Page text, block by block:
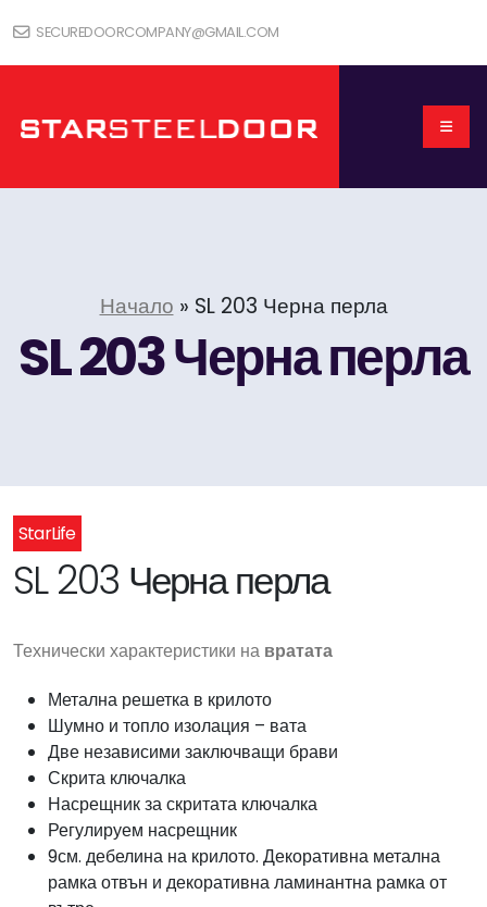
SECUREDOORCOMPANY@GMAIL.COM
Начало » SL 203 Черна перла
SL 203 Черна перла
StarLife
SL 203 Черна перла
Технически характеристики на вратата
Метална решетка в крилото
Шумно и топло изолация – вата
Две независими заключващи брави
Скрита ключалка
Насрещник за скритата ключалка
Регулируем насрещник
9см. дебелина на крилото. Декоративна метална
рамка отвън и декоративна ламинантна рамка от